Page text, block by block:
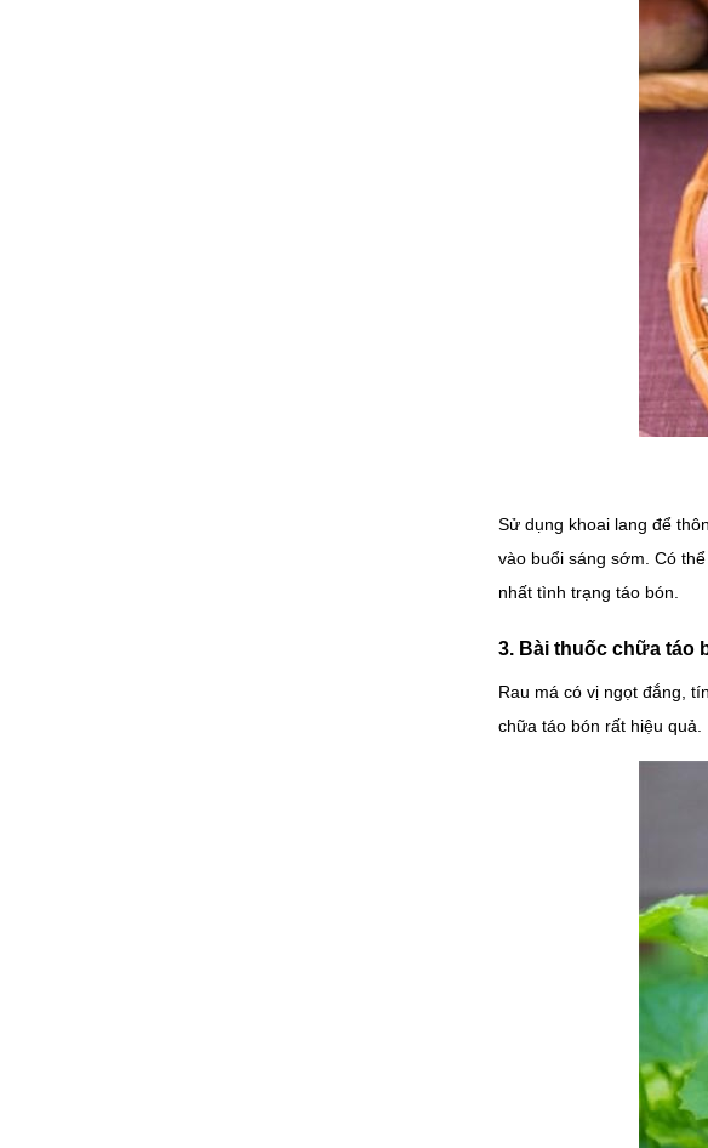
Sử dụng khoai lang để
vào buổi sáng sớm. Có
nhất tình trạng táo bón.
3. Bài thuốc chữa táo
Rau má có vị ngọt đắng,
chữa táo bón rất hiệu quả.